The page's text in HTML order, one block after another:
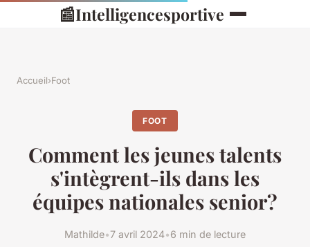
📰Intelligencesportive
Accueil›Foot
FOOT
Comment les jeunes talents
s'intègrent-ils dans les
équipes nationales senior?
Mathilde•7 avril 2024•6 min de lecture